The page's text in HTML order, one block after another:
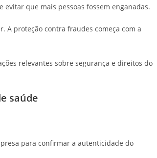
que mais pessoas fossem enganadas.
A proteção contra fraudes começa com a
relevantes sobre segurança e direitos do
saúde
para confirmar a autenticidade do